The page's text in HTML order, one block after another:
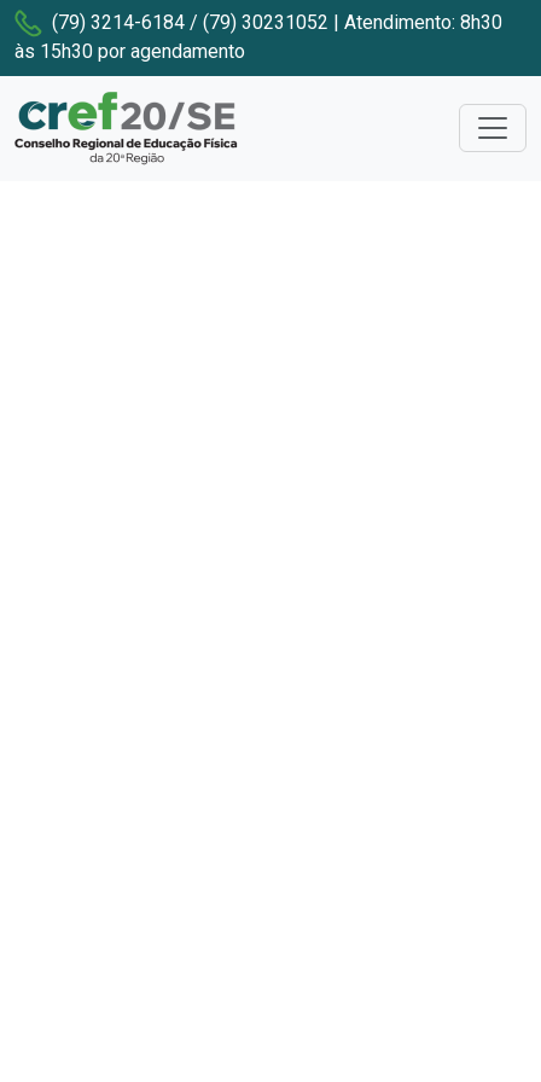
(79) 3214-6184 / (79) 30231052 | Atendimento: 8h30
às 15h30 por agendamento